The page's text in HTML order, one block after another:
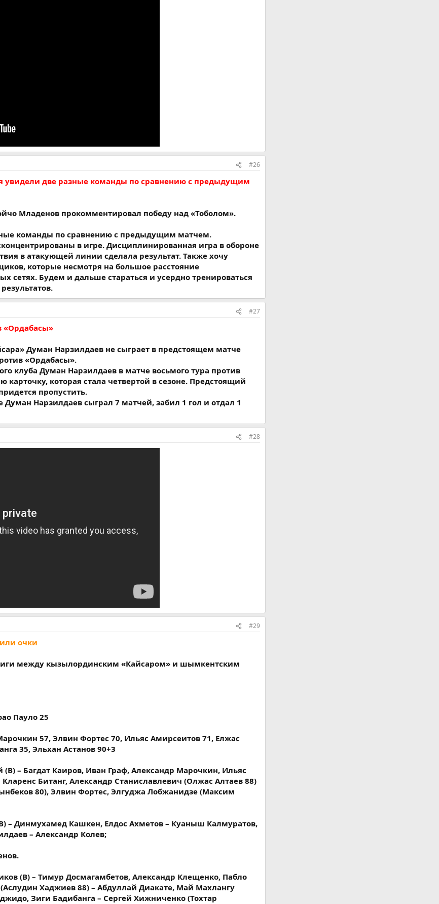
#26
увидели две разные команды по сравнению с предыдущим
Младенов прокомментировал победу над «Тоболом».
команды по сравнению с предыдущим матчем.
в игре. Дисциплинированная игра в обороне
в атакующей линии сделала результат. Также хочу
которые несмотря на большое расстояние
сетях. Будем и дальше стараться и усердно тренироваться
#27
«Ордабасы»
Думан Нарзилдаев не сыграет в предстоящем матче
«Ордабасы».
клуба Думан Нарзилдаев в матче восьмого тура против
карточку, которая стала четвертой в сезоне. Предстоящий
пропустить.
Нарзилдаев сыграл 7 матчей, забил 1 гол и отдал 1
#28
#29
очки
между кызылординским «Кайсаром» и шымкентским
Пауло 25
57, Элвин Фортес 70, Ильяс Амирсеитов 71, Елжас
35, Эльхан Астанов 90+3
(В) – Багдат Каиров, Иван Граф, Александр Марочкин, Ильяс
Битанг, Александр Станиславлевич (Олжас Алтаев 88)
80), Элвин Фортес, Элгуджа Лобжанидзе (Максим
– Динмухамед Кашкен, Елдос Ахметов – Куаныш Калмуратов,
– Александр Колев;
(В) – Тимур Досмагамбетов, Александр Клещенко, Пабло
Хаджиев 88) – Абдуллай Диакате, Май Махлангу
Зиги Бадибанга – Сергей Хижниченко (Тохтар